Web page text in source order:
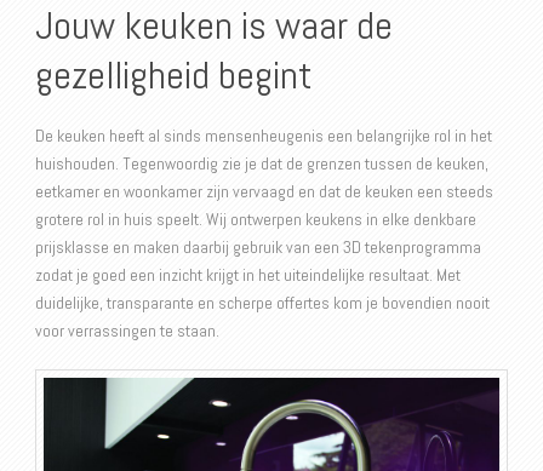
Jouw keuken is waar de
gezelligheid begint
De keuken heeft al sinds mensenheugenis een belangrijke rol in het
huishouden. Tegenwoordig zie je dat de grenzen tussen de keuken,
eetkamer en woonkamer zijn vervaagd en dat de keuken een steeds
grotere rol in huis speelt. Wij ontwerpen keukens in elke denkbare
prijsklasse en maken daarbij gebruik van een 3D tekenprogramma
zodat je goed een inzicht krijgt in het uiteindelijke resultaat. Met
duidelijke, transparante en scherpe offertes kom je bovendien nooit
voor verrassingen te staan.